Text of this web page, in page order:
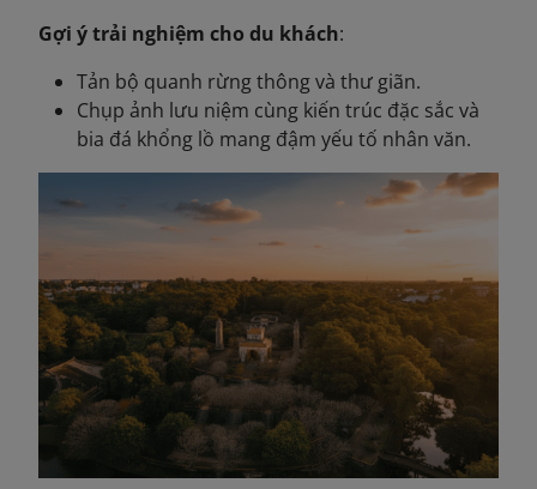
Gợi ý trải nghiệm cho du khách:
Tản bộ quanh rừng thông và thư giãn.
Chụp ảnh lưu niệm cùng kiến trúc đặc sắc và
bia đá khổng lồ mang đậm yếu tố nhân văn.